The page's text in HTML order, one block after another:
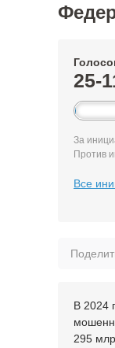
25-
За
Против
Все
В 2024
295